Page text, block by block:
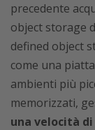
precedente
object storage
defined object
come una
ambienti più
memorizzati,
una velocità